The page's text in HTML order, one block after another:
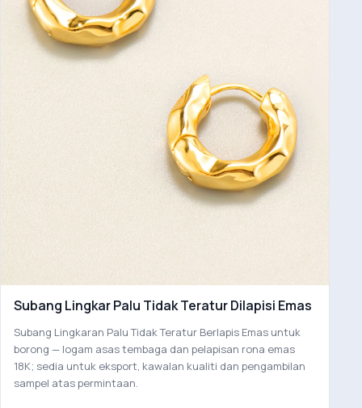
Subang Lingkar Palu Tidak Teratur Dilapisi Emas
Subang Lingkaran Palu Tidak Teratur Berlapis Emas untuk
borong — logam asas tembaga dan pelapisan rona emas
18K; sedia untuk eksport, kawalan kualiti dan pengambilan
sampel atas permintaan.